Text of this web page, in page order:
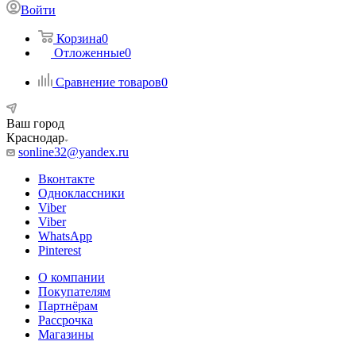
Войти
Корзина0
Отложенные0
Сравнение товаров0
Ваш город
Краснодар
sonline32@yandex.ru
Вконтакте
Одноклассники
Viber
Viber
WhatsApp
Pinterest
О компании
Покупателям
Партнёрам
Рассрочка
Магазины